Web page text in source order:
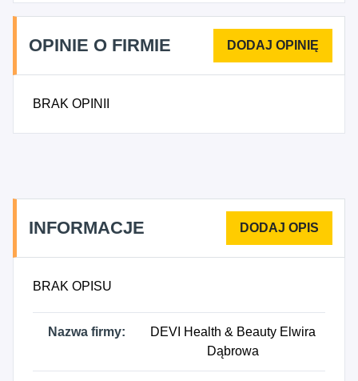
toaletowych prowadzona w wyspecjalizowanych
sklepach, 4791Z - Sprzedaż detaliczna
prowadzona przez domy sprzedaży wysyłkowej lub
turystyki, 8230Z - Działalność związana z
działalność profesjonalna, naukowa i techniczna,
gdzie indziej niesklasyfikowana, 8559D - Pozostałe
niesklasyfikowane, 8696Z - Działalność w zakresie
pozostałej opieki zdrowotnej, 9622Z - Działalność
w zakresie pielęgnacji urody i pozostała
działalność kosmetyczna, 9691Z - Działalność
usługowa na rzecz osób w miejscu zamieszkania,
OPINIE O FIRMIE
BRAK OPINII
INFORMACJE
BRAK OPISU
Nazwa firmy:
DEVI Health & Beauty Elwira
Dąbrowa